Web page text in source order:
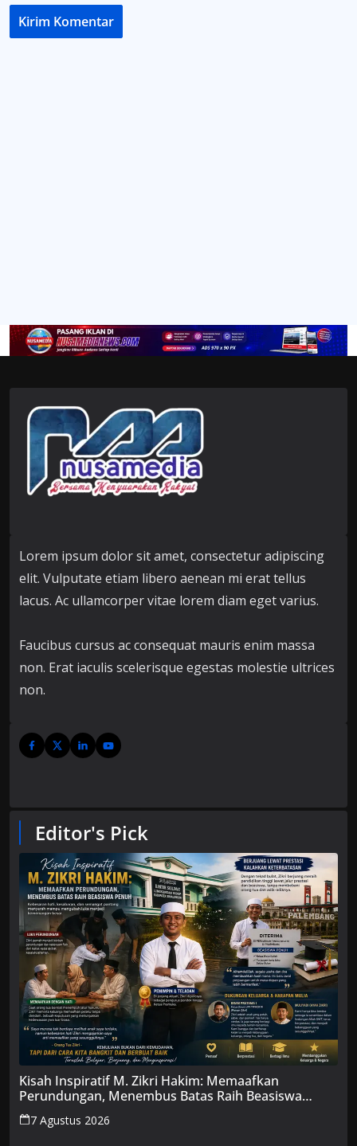
Lorem ipsum dolor sit amet, consectetur adipiscing
elit. Vulputate etiam libero aenean mi erat tellus
lacus. Ac ullamcorper vitae lorem diam eget varius.
Faucibus cursus ac consequat mauris enim massa
non. Erat iaculis scelerisque egestas molestie ultrices
non.
Editor's Pick
Kisah Inspiratif M. Zikri Hakim: Memaafkan
Perundungan, Menembus Batas Raih Beasiswa
Penuh
7 Agustus 2026